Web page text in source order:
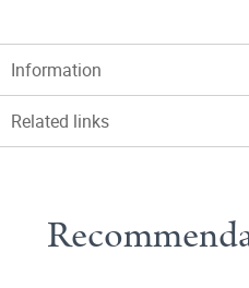
Information
Related links